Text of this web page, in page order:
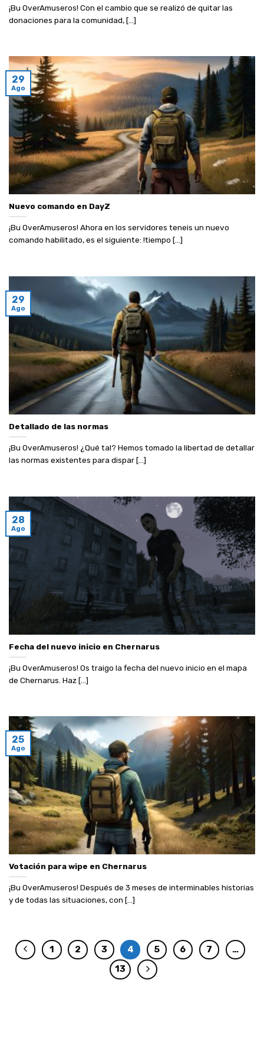
¡Bu OverAmuseros! Con el cambio que se realizó de quitar las
donaciones para la comunidad, [...]
Nuevo comando en DayZ
¡Bu OverAmuseros! Ahora en los servidores teneis un nuevo
comando habilitado, es el siguiente: !tiempo [...]
29
Ago
Detallado de las normas
¡Bu OverAmuseros! ¿Qué tal? Hemos tomado la libertad de detallar
las normas existentes para dispar [...]
29
Ago
Fecha del nuevo inicio en Chernarus
¡Bu OverAmuseros! Os traigo la fecha del nuevo inicio en el mapa
de Chernarus. Haz [...]
28
Ago
Votación para wipe en Chernarus
¡Bu OverAmuseros! Después de 3 meses de interminables historias
y de todas las situaciones, con [...]
25
Ago
1 2 3 4 5 6 7
…
13